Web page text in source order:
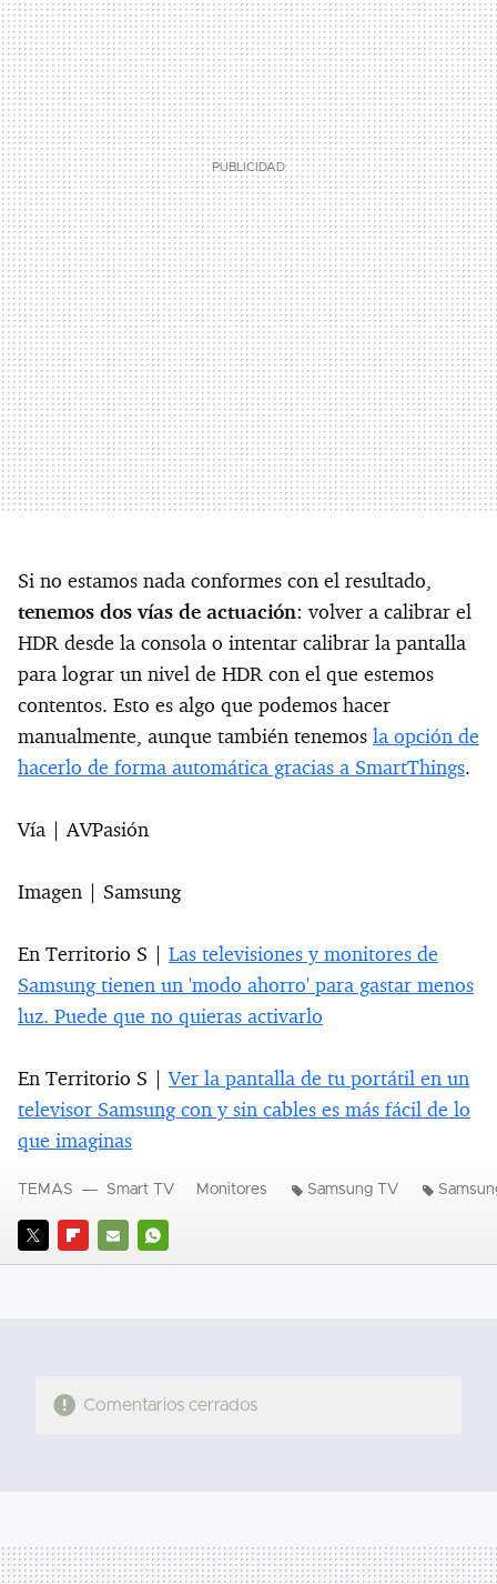
Si no estamos nada conformes con el resultado,
tenemos dos vías de actuación: volver a calibrar el
HDR desde la consola o intentar calibrar la pantalla
para lograr un nivel de HDR con el que estemos
contentos. Esto es algo que podemos hacer
manualmente, aunque también tenemos la opción de
hacerlo de forma automática gracias a SmartThings.
Vía | AVPasión
Imagen | Samsung
En Territorio S | Las televisiones y monitores de
Samsung tienen un 'modo ahorro' para gastar menos
luz. Puede que no quieras activarlo
En Territorio S |Ver la pantalla de tu portátil en un
televisor Samsung con y sin cables es más fácil de lo
que imaginas
TWITTERFLIPBOARD
E- WHATSAPP
TEMAS Smart TV Monitores Samsung TV
Comentarios cerrados